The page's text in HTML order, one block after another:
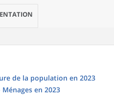
de la population en 2023
en 2023